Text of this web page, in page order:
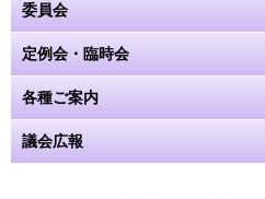
委員会
定例会・臨時会
各種ご案内
議会広報